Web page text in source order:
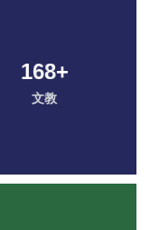
168+
文教